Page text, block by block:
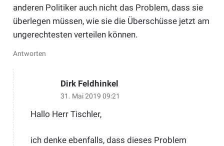
anderen Politiker auch nicht das Problem, dass sie
überlegen müssen, wie sie die Überschüsse jetzt am
ungerechtesten verteilen können.
Antworten
Dirk Feldhinkel
31. Mai 2019 09:21
Hallo Herr Tischler,
ich denke ebenfalls, dass dieses Problem